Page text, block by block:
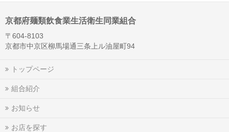
京都府麺類飲食業生活衛生同業組合
〒604-8103
京都市中京区柳馬場通三条上ル油屋町94
トップページ
組合紹介
お知らせ
お店を探す